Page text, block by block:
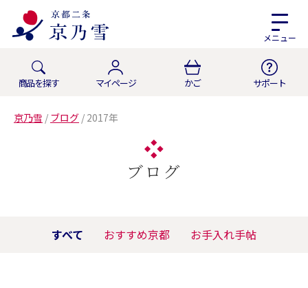
メニュー
商品を探す マイページ かご サポート
京乃雪 / ブログ / 2017年
ブログ
すべて おすすめ京都 お手入れ手帖